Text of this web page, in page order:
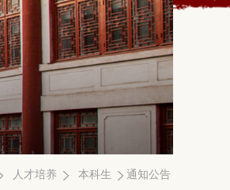
人才培养 本科生 通知公告